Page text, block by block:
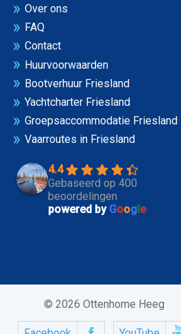
Over ons
FAQ
Contact
Huurvoorwaarden
Bootverhuur Friesland
Yachtcharter Friesland
Groepsaccommodatie Friesland
Vaarroutes in Friesland
4.4
Gebaseerd op 400
beoordelingen
powered by Google
© 2026 Ottenhome Heeg